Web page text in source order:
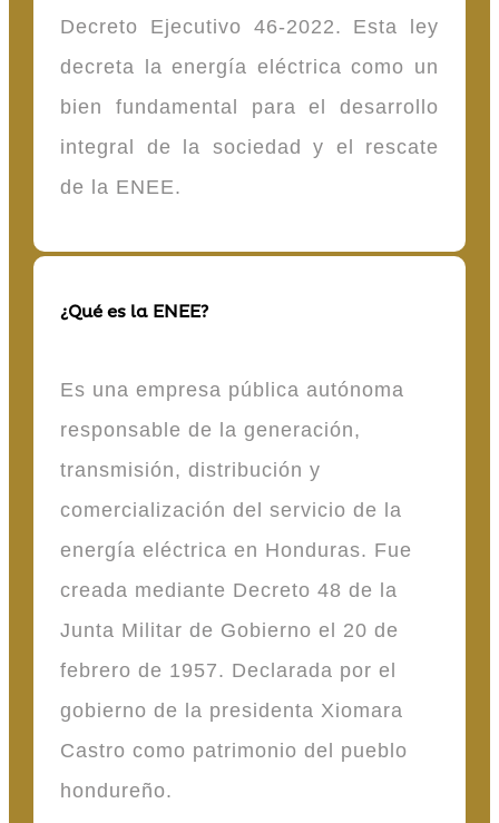
Decreto Ejecutivo 46-2022. Esta ley
decreta la energía eléctrica como un
bien fundamental para el desarrollo
integral de la sociedad y el rescate
de la ENEE.
¿Qué es la ENEE?
Es una empresa pública autónoma
responsable de la generación,
transmisión, distribución y
comercialización del servicio de la
energía eléctrica en Honduras. Fue
creada mediante Decreto 48 de la
Junta Militar de Gobierno el 20 de
febrero de 1957. Declarada por el
gobierno de la presidenta Xiomara
Castro como patrimonio del pueblo
hondureño.